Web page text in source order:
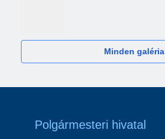
Minden galéria
Polgármesteri hivatal